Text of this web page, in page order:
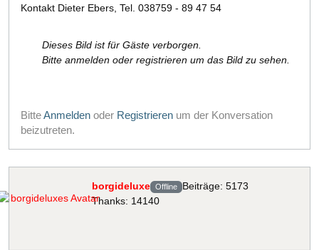
Kontakt Dieter Ebers, Tel. 038759 - 89 47 54
Dieses Bild ist für Gäste verborgen.
Bitte anmelden oder registrieren um das Bild zu sehen.
BitteAnmelden oder Registrieren um der Konversation
beizutreten.
borgideluxe Offline Beiträge: 5173
Thanks: 14140